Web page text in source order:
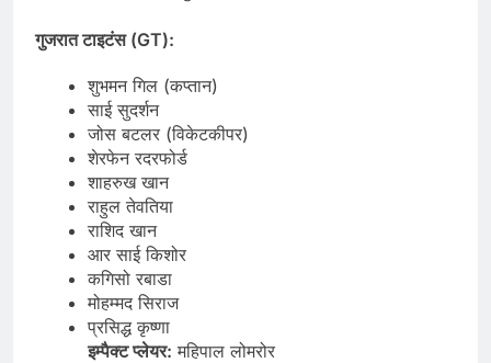
गुजरात टाइटंस (GT):
शुभमन गिल (कप्तान)
साई सुदर्शन
जोस बटलर (विकेटकीपर)
शेरफेन रदरफोर्ड
शाहरुख खान
राहुल तेवतिया
राशिद खान
आर साई किशोर
कगिसो रबाडा
मोहम्मद सिराज
प्रसिद्ध कृष्णा
इम्पैक्ट प्लेयर: महिपाल लोमरोर